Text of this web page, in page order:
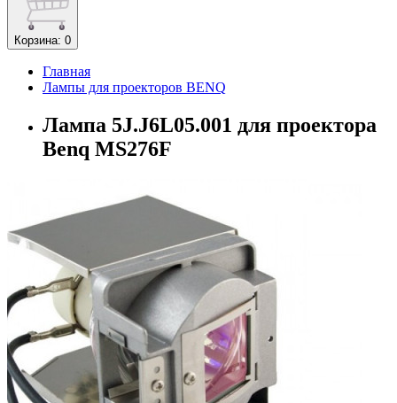
Корзина: 0
Главная
Лампы для проекторов BENQ
Лампа 5J.J6L05.001 для проектора
Benq MS276F